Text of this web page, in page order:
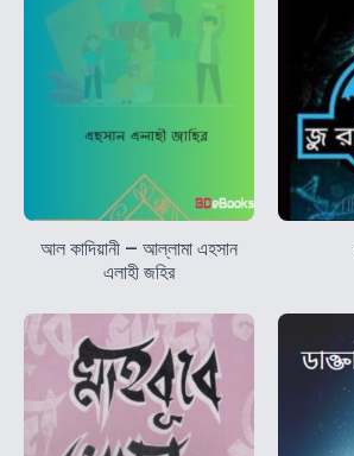
আল কাদিয়ানী – আল্লামা এহসান
এলাহী জহির